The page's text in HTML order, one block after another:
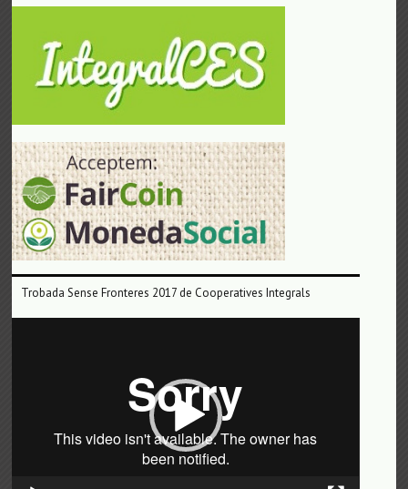
Trobada Sense Fronteres 2017 de Cooperatives Integrals